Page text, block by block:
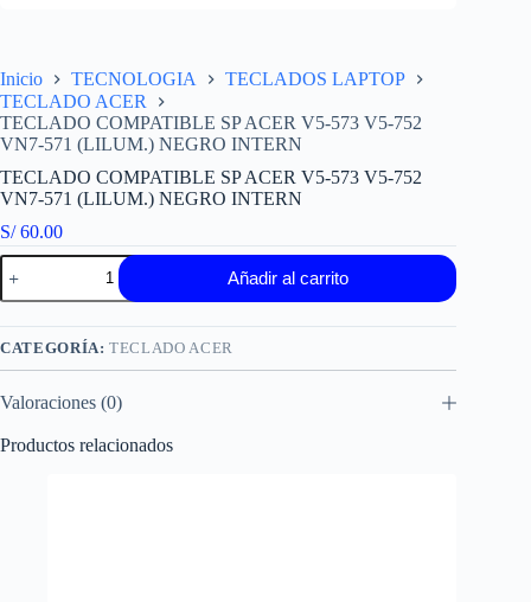
Inicio TECNOLOGIA
TECLADOS LAPTOP
TECLADO ACER
TECLADO COMPATIBLE SP ACER V5-573 V5-752
VN7-571 (LILUM.) NEGRO INTERN
TECLADO COMPATIBLE SP ACER V5-573 V5-752
VN7-571 (LILUM.) NEGRO INTERN
S/60.00
TECLADO
COMPATIBLE
SP
ACER
V5-
752
571
Añadir al carrito
CATEGORÍA:TECLADO ACER
Valoraciones (0)
Productos relacionados